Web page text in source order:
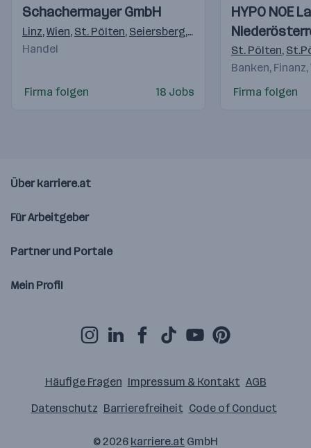
Videos
Einblicke
Einblicke
Schachermayer GmbH
Linz,Wien, St. Pölten, Seiersberg,Villach Innsbruck,
Handel
Firma folgen 18 Jobs
Videos
Einblicke
Einblicke
HYPO NOE
AG
St. Pölten,
Banken,
Firma folgen
Über karriere.at
Für Arbeitgeber
Partner und Portale
Mein Profil
Häufige Fragen Impressum & Kontakt AGB
Datenschutz Barrierefreiheit Code of Conduct
© 2026 karriere.at GmbH